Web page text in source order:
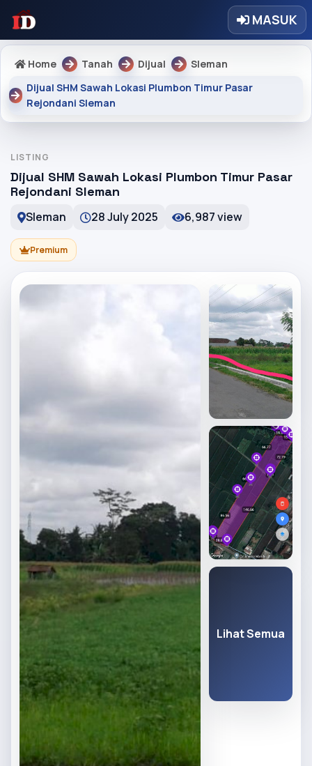
MASUK
Home Tanah Dijual
Sleman
Dijual SHM Sawah Lokasi Plumbon Timur Pasar
Rejondani Sleman
LISTING
Dijual SHM Sawah Lokasi Plumbon Timur Pasar
Rejondani Sleman
Sleman 28 July 2025 6,987 view
Premium
Lihat Semua